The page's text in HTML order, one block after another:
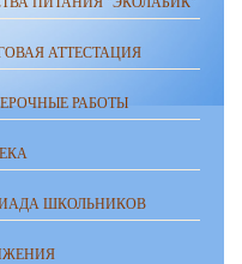
АТТЕСТАЦИЯ
РАБОТЫ
ШКОЛЬНИКОВ